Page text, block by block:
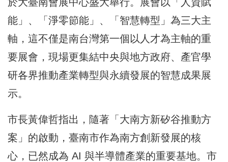
能」、「淨零節能」、「智慧轉型」為三大主
軸，這不僅是南台灣第一個以人才為主軸的重
要展會，現場更集結中央與地方政府、產官學
研各界推動產業轉型與永續發展的智慧成果展
示。
市長黃偉哲指出，隨著「大南方新矽谷推動方
案」的啟動，臺南市作為南方創新發展的核
心，已然成為 AI 與半導體產業的重要基地。市